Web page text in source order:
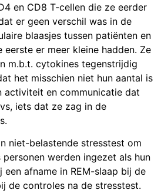
en CD8 T-cellen die ze eerder
er geen verschil was in de
blaasjes tussen patiënten en
er meer kleine hadden. Ze
m.b.t. cytokines tegenstrijdig
het misschien niet hun aantal is
activiteit en communicatie dat
iets dat ze zag in de
niet-belastende stresstest om
personen werden ingezet als hun
afname in REM-slaap bij de
de controles na de stresstest.